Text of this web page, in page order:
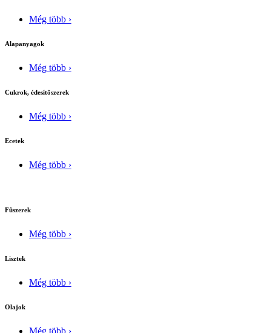
Még több ›
Alapanyagok
Még több ›
Cukrok, édesítõszerek
Még több ›
Ecetek
Még több ›
Fûszerek
Még több ›
Lisztek
Még több ›
Olajok
Még több ›